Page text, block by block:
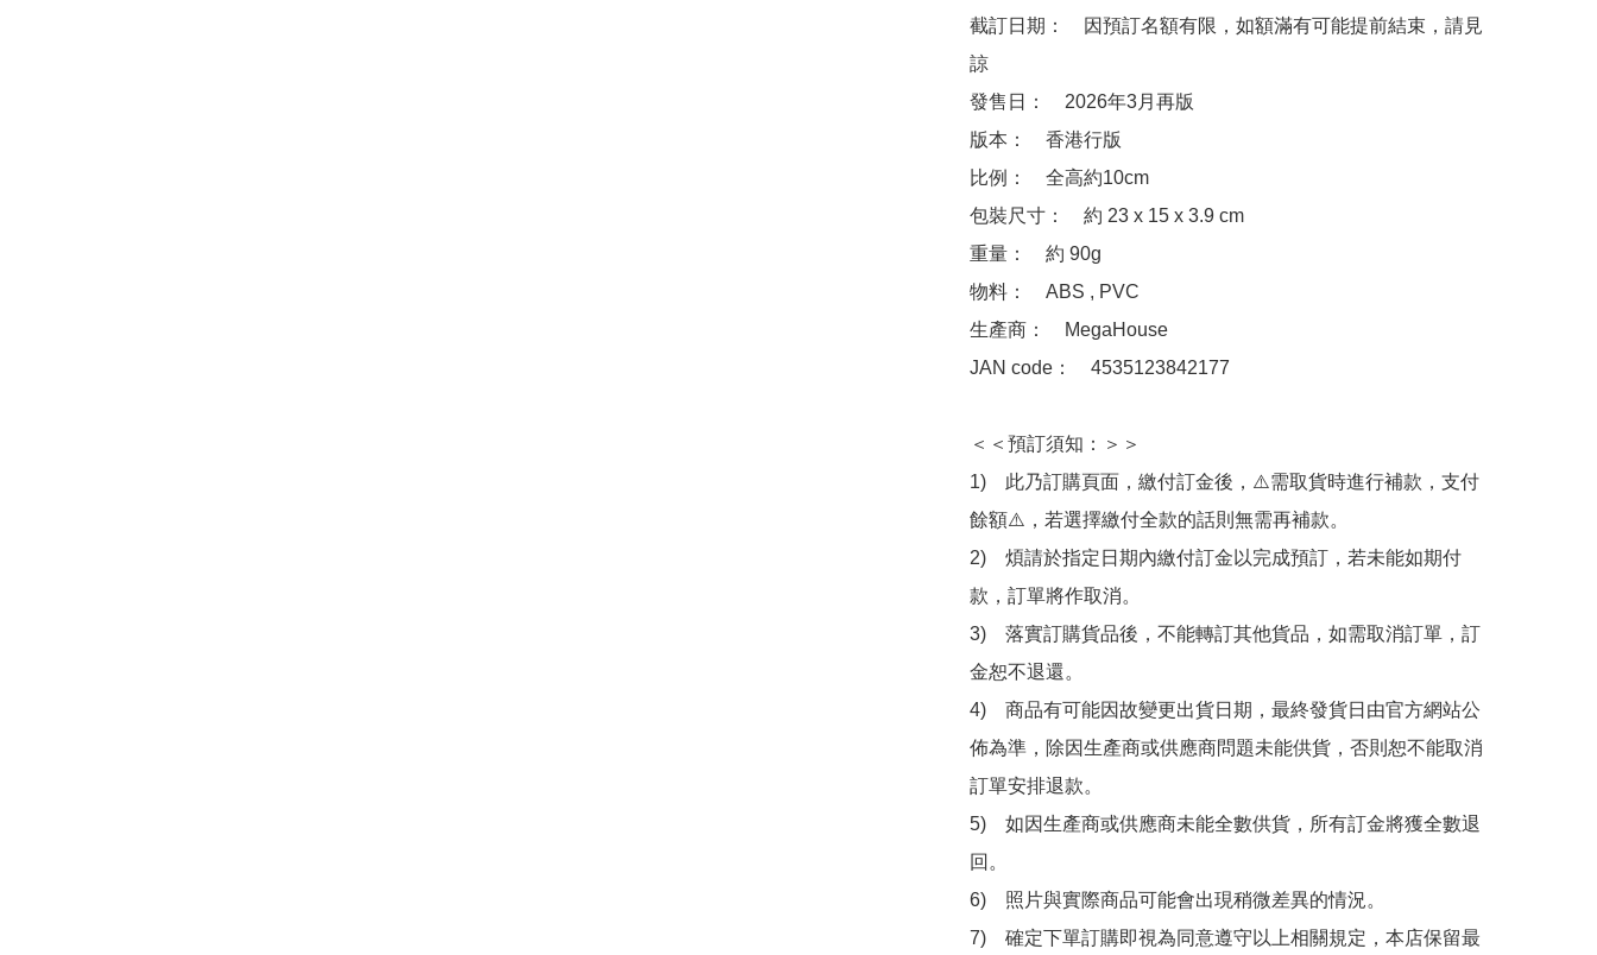
截訂日期：　因預訂名額有限，如額滿有可能提前結束，請見
諒
發售日：　2026年3月再版
版本：　香港行版
比例：　全高約10cm
包裝尺寸：　約 23 x 15 x 3.9 cm
重量：　約 90g
物料：　ABS , PVC
生產商：　MegaHouse
JAN code：　4535123842177
＜＜預訂須知：＞＞
1)　此乃訂購頁面，繳付訂金後，⚠️需取貨時進行補款，支付
餘額⚠️，若選擇繳付全款的話則無需再補款。
2)　煩請於指定日期內繳付訂金以完成預訂，若未能如期付
款，訂單將作取消。
3)　落實訂購貨品後，不能轉訂其他貨品，如需取消訂單，訂
金恕不退還。
4)　商品有可能因故變更出貨日期，最終發貨日由官方網站公
佈為準，除因生產商或供應商問題未能供貨，否則恕不能取消
訂單安排退款。
5)　如因生產商或供應商未能全數供貨，所有訂金將獲全數退
回。
6)　照片與實際商品可能會出現稍微差異的情況。
7)　確定下單訂購即視為同意遵守以上相關規定，本店保留最